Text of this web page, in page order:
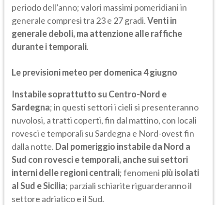
periodo dell’anno; valori massimi pomeridiani in
generale compresi tra 23 e 27 gradi.Venti in
generale deboli, ma attenzione alle raffiche
durante i temporali.
Le previsioni meteo per domenica 4 giugno
Instabile soprattutto su Centro-Nord e
Sardegna; in questi settori i cieli si presenteranno
nuvolosi, a tratti coperti, fin dal mattino, con locali
rovesci e temporali su Sardegna e Nord-ovest fin
dalla notte. Dal pomeriggio instabile da Nord a
Sud con rovesci e temporali, anche sui settori
interni delle regioni centrali; fenomeni più isolati
al Sud e Sicilia; parziali schiarite riguarderanno il
settore adriatico e il Sud.